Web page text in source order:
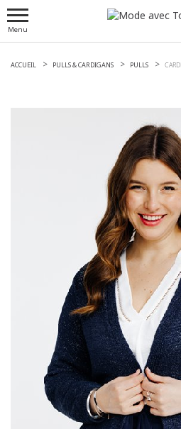
Menu
ACCUEIL PULLS & CARDIGANS PULLS